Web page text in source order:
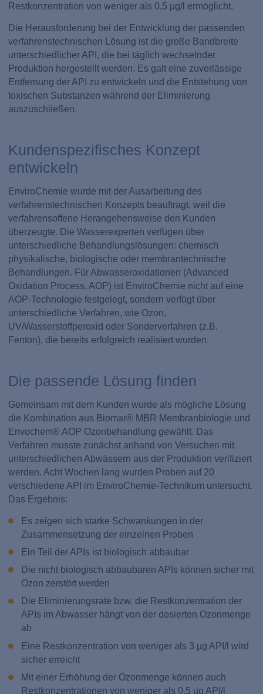
Restkonzentration von weniger als 0,5 µg/l ermöglicht.
Die Herausforderung bei der Entwicklung der passenden
verfahrenstechnischen Lösung ist die große Bandbreite
unterschiedlicher API, die bei täglich wechselnder
Produktion hergestellt werden. Es galt eine zuverlässige
Entfernung der API zu entwickeln und die Entstehung von
toxischen Substanzen während der Eliminierung
auszuschließen.
Kundenspezifisches Konzept
entwickeln
EnviroChemie wurde mit der Ausarbeitung des
verfahrenstechnischen Konzepts beauftragt, weil die
verfahrensoffene Herangehensweise den Kunden
überzeugte. Die Wasserexperten verfügen über
unterschiedliche Behandlungslösungen: chemisch
physikalische, biologische oder membrantechnische
Behandlungen. Für Abwasseroxidationen (Advanced
Oxidation Process, AOP) ist EnviroChemie nicht auf eine
AOP-Technologie festgelegt, sondern verfügt über
unterschiedliche Verfahren, wie Ozon,
UV/Wasserstoffperoxid oder Sonderverfahren (z.B.
Fenton), die bereits erfolgreich realisiert wurden.
Die passende Lösung finden
Gemeinsam mit dem Kunden wurde als mögliche Lösung
die Kombination aus Biomar® MBR Membranbiologie und
Envochem® AOP Ozonbehandlung gewählt. Das
Verfahren musste zunächst anhand von Versuchen mit
unterschiedlichen Abwässern aus der Produktion verifiziert
werden. Acht Wochen lang wurden Proben auf 20
verschiedene API im EnviroChemie-Technikum untersucht.
Das Ergebnis:
Es zeigen sich starke Schwankungen in der
Zusammensetzung der einzelnen Proben
Ein Teil der APIs ist biologisch abbaubar
Die nicht biologisch abbaubaren APIs können sicher mit
Ozon zerstört werden
Die Eliminierungsrate bzw. die Restkonzentration der
APIs im Abwasser hängt von der dosierten Ozonmenge
ab
Eine Restkonzentration von weniger als 3 µg API/l wird
sicher erreicht
Mit einer Erhöhung der Ozonmenge können auch
Restkonzentrationen von weniger als 0,5 µg API/l